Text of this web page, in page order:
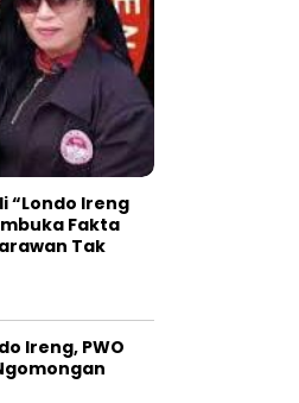
“Londo Ireng
Fakta
Tak
Ireng, PWO